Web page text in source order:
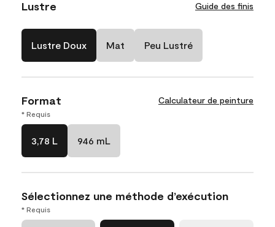
Lustre Guide des finis
Lustre Doux Mat Peu Lustré
Format Calculateur de peinture
* Requis
3,78 L 946 mL
Sélectionnez une méthode d’exécution
* Requis